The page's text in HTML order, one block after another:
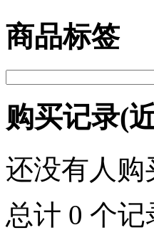
商品标签
购买记录(
还没有人购
总计 0 个